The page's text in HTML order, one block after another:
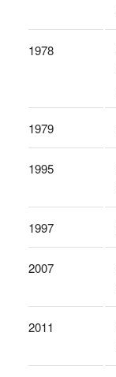
1978
1979
1995
1997
2007
2011